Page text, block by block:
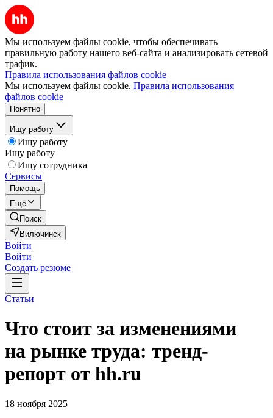
Мы используем файлы cookie, чтобы обеспечивать
правильную работу нашего веб-сайта и анализировать сетевой
трафик.
Правила использования файлов cookie
Мы используем файлы cookie. Правила использования
файлов cookie
Понятно
Ищу работу
Ищу работу
Ищу работу
Ищу сотрудника
Сервисы
Помощь
Ещё
Поиск
Вилючинск
Войти
Войти
Создать резюме
Статьи
Что стоит за изменениями
на рынке труда: тренд-
репорт от hh.ru
18 ноября 2025